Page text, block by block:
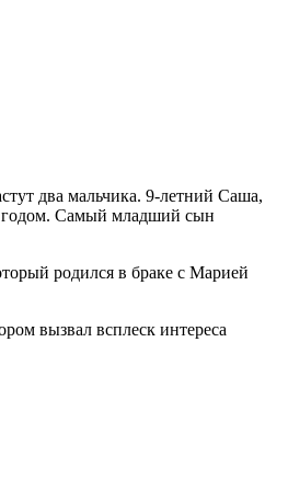
два мальчика. 9-летний Саша,
годом. Самый младший сын
родился в браке с Марией
вызвал всплеск интереса